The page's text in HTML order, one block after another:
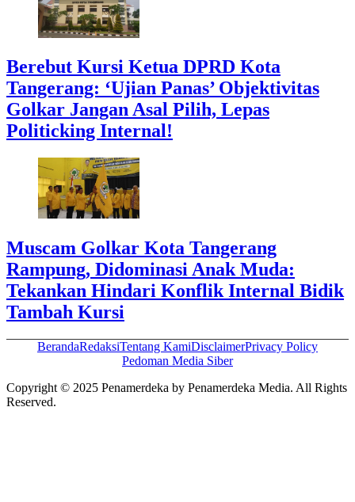
Berebut Kursi Ketua DPRD Kota
Tangerang: ‘Ujian Panas’ Objektivitas
Golkar Jangan Asal Pilih, Lepas
Politicking Internal!
Muscam Golkar Kota Tangerang
Rampung, Didominasi Anak Muda:
Tekankan Hindari Konflik Internal Bidik
Tambah Kursi
BerandaRedaksiTentang KamiDisclaimerPrivacy Policy
Pedoman Media Siber
Copyright © 2025 Penamerdeka by Penamerdeka Media. All Rights
Reserved.